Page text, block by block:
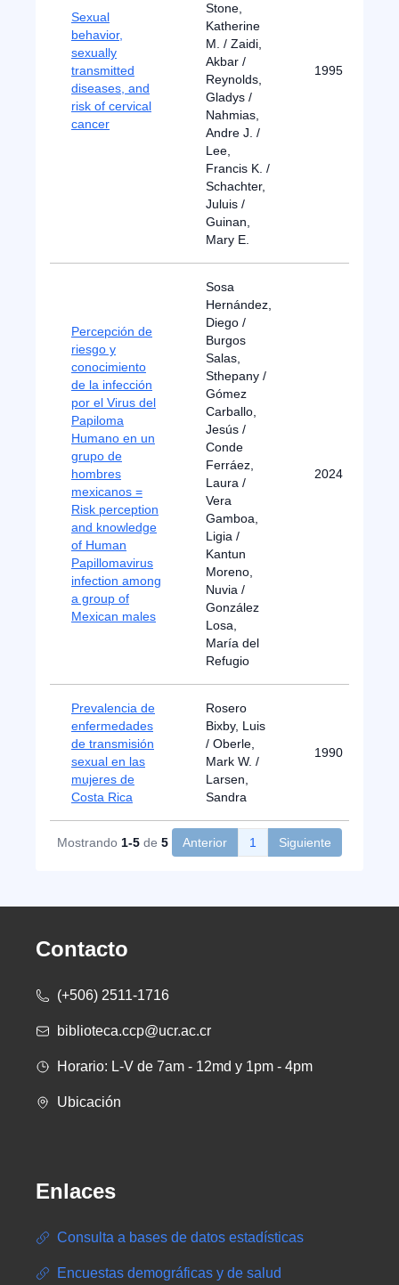
Sexual
behavior,
sexually
transmitted
diseases, and
risk of cervical
cancer
Stone,
Katherine
M. / Zaidi,
Akbar /
Reynolds,
Gladys /
Nahmias,
Andre J. /
Lee,
Francis K. /
Schachter,
Juluis /
Guinan,
Mary E.
1995
Percepción de
riesgo y
conocimiento
de la infección
por el Virus del
Papiloma
Humano en un
grupo de
hombres
mexicanos =
Risk perception
and knowledge
of Human
Papillomavirus
infection among
a group of
Mexican males
Sosa
Hernández,
Diego /
Burgos
Salas,
Sthepany /
Gómez
Carballo,
Jesús /
Conde
Ferráez,
Laura /
Vera
Gamboa,
Ligia /
Kantun
Moreno,
Nuvia /
González
Losa,
María del
Refugio
2024
Prevalencia de
enfermedades
de transmisión
sexual en las
mujeres de
Costa Rica
Rosero
Bixby, Luis
/ Oberle,
Mark W. /
Larsen,
Sandra
1990
Mostrando 1-5 de 5 Anterior 1 Siguiente
Contacto
(+506) 2511-1716
biblioteca.ccp@ucr.ac.cr
Horario: L-V de 7am - 12md y 1pm - 4pm
Ubicación
Enlaces
Consulta a bases de datos estadísticas
Encuestas demográficas y de salud